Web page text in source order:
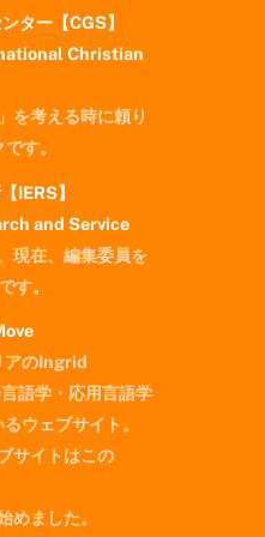
ター【CGS】
Christian
を考える時に頼り
す。
IERS】
and Service
現在、編集委員を
す。
アのIngrid
語学・応用言語学
ウェブサイト。
サイトはこの
めました。